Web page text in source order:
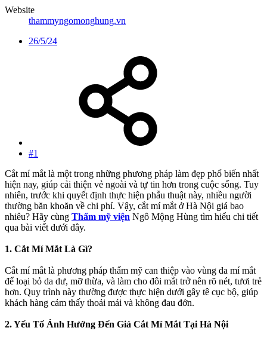
Website
thammyngomonghung.vn
26/5/24
#1
Cắt mí mắt là một trong những phương pháp làm đẹp phổ biến nhất
hiện nay, giúp cải thiện vẻ ngoài và tự tin hơn trong cuộc sống. Tuy
nhiên, trước khi quyết định thực hiện phẫu thuật này, nhiều người
thường băn khoăn về chi phí. Vậy, cắt mí mắt ở Hà Nội giá bao
nhiêu? Hãy cùng Thẩm mỹ viện Ngô Mộng Hùng tìm hiểu chi tiết
qua bài viết dưới đây.
1. Cắt Mí Mắt Là Gì?
Cắt mí mắt là phương pháp thẩm mỹ can thiệp vào vùng da mí mắt
để loại bỏ da dư, mỡ thừa, và làm cho đôi mắt trở nên rõ nét, tươi trẻ
hơn. Quy trình này thường được thực hiện dưới gây tê cục bộ, giúp
khách hàng cảm thấy thoải mái và không đau đớn.
2. Yếu Tố Ảnh Hưởng Đến Giá Cắt Mí Mắt Tại Hà Nội